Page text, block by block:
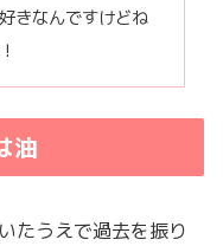
きなんですけどね
油
たうえで過去を振り